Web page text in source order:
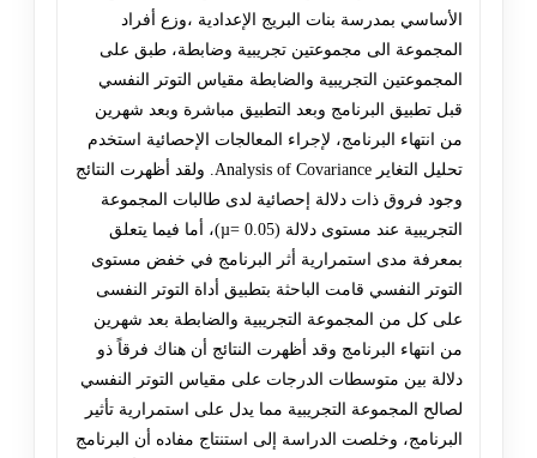
الأساسي بمدرسة بنات البريج الإعدادية ،وزع أفراد
المجموعة الى مجموعتين تجريبية وضابطة، طبق على
المجموعتين التجريبية والضابطة مقياس التوتر النفسي
قبل تطبيق البرنامج وبعد التطبيق مباشرة وبعد شهرين
من انتهاء البرنامج، لإجراء المعالجات الإحصائية استخدم
تحليل التغاير Analysis of Covariance. ولقد أظهرت النتائج
وجود فروق ذات دلالة إحصائية لدى طالبات المجموعة
التجريبية عند مستوى دلالة (µ= 0.05)، أما فيما يتعلق
بمعرفة مدى استمرارية أثر البرنامج في خفض مستوى
التوتر النفسي قامت الباحثة بتطبيق أداة التوتر النفسى
على كل من المجموعة التجريبية والضابطة بعد شهرين
من انتهاء البرنامج وقد أظهرت النتائج أن هناك فرقاً ذو
دلالة بين متوسطات الدرجات على مقياس التوتر النفسي
لصالح المجموعة التجريبية مما يدل على استمرارية تأثير
البرنامج، وخلصت الدراسة إلى استنتاج مفاده أن البرنامج